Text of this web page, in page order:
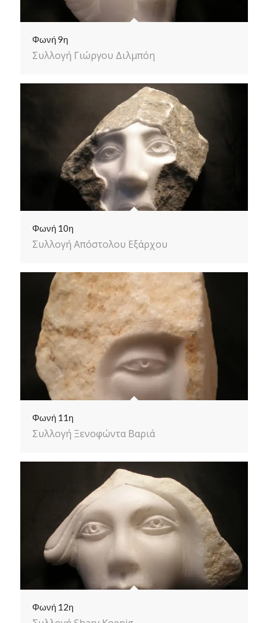
Φωνή 9η
Συλλογή Γιώργου Διλμπόη
Φωνή 10η
Συλλογή Απόστολου Εξάρχου
Φωνή 11η
Συλλογή Ξενοφώντα Βαριά
Φωνή 12η